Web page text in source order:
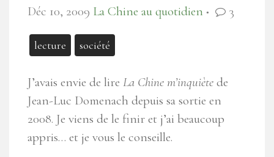
Déc 10, 2009 La Chine au quotidien ● 3
lecture société
J’avais envie de lire La Chine m’inquiète de
Jean-Luc Domenach depuis sa sortie en
2008. Je viens de le finir et j’ai beaucoup
appris… et je vous le conseille.